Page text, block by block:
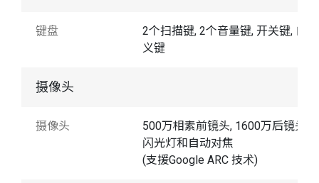
键盘
2个扫描键, 2个音量键, 开关键, 自定
义键
摄像头
摄像头
500万相素前镜头, 1600万后镜头
闪光灯和自动对焦
(支援Google ARC 技术)